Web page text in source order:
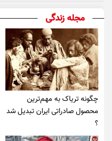
مجله زندگی
چگونه تریاک به مهم‌ترین
محصول صادراتی ایران تبدیل شد
؟